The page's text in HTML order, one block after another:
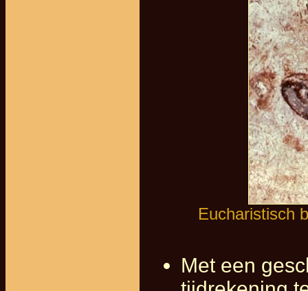
Eucharistisch
Met een